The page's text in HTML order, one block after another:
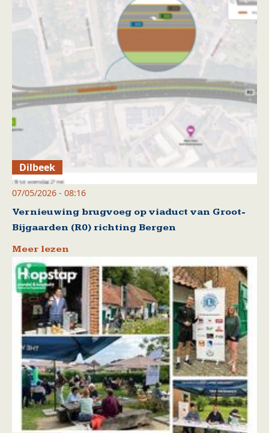
Dilbeek
07/05/2026 - 08:16
Vernieuwing brugvoeg op viaduct van Groot-
Bijgaarden (R0) richting Bergen
Meer lezen